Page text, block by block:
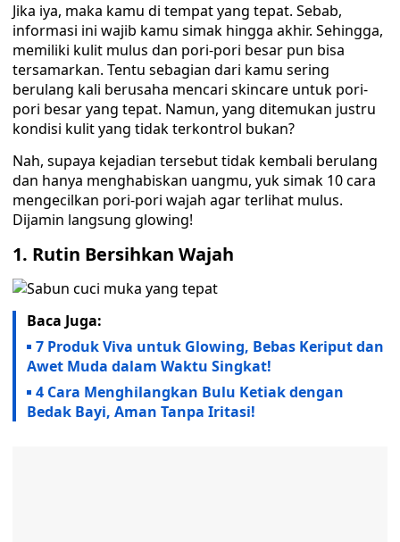
Jika iya, maka kamu di tempat yang tepat. Sebab,
informasi ini wajib kamu simak hingga akhir. Sehingga,
memiliki kulit mulus dan pori-pori besar pun bisa
tersamarkan. Tentu sebagian dari kamu sering
berulang kali berusaha mencari skincare untuk pori-
pori besar yang tepat. Namun, yang ditemukan justru
kondisi kulit yang tidak terkontrol bukan?
Nah, supaya kejadian tersebut tidak kembali berulang
dan hanya menghabiskan uangmu, yuk simak 10 cara
mengecilkan pori-pori wajah agar terlihat mulus.
Dijamin langsung glowing!
1. Rutin Bersihkan Wajah
Baca Juga:
7 Produk Viva untuk Glowing, Bebas Keriput dan
Awet Muda dalam Waktu Singkat!
4 Cara Menghilangkan Bulu Ketiak dengan
Bedak Bayi, Aman Tanpa Iritasi!